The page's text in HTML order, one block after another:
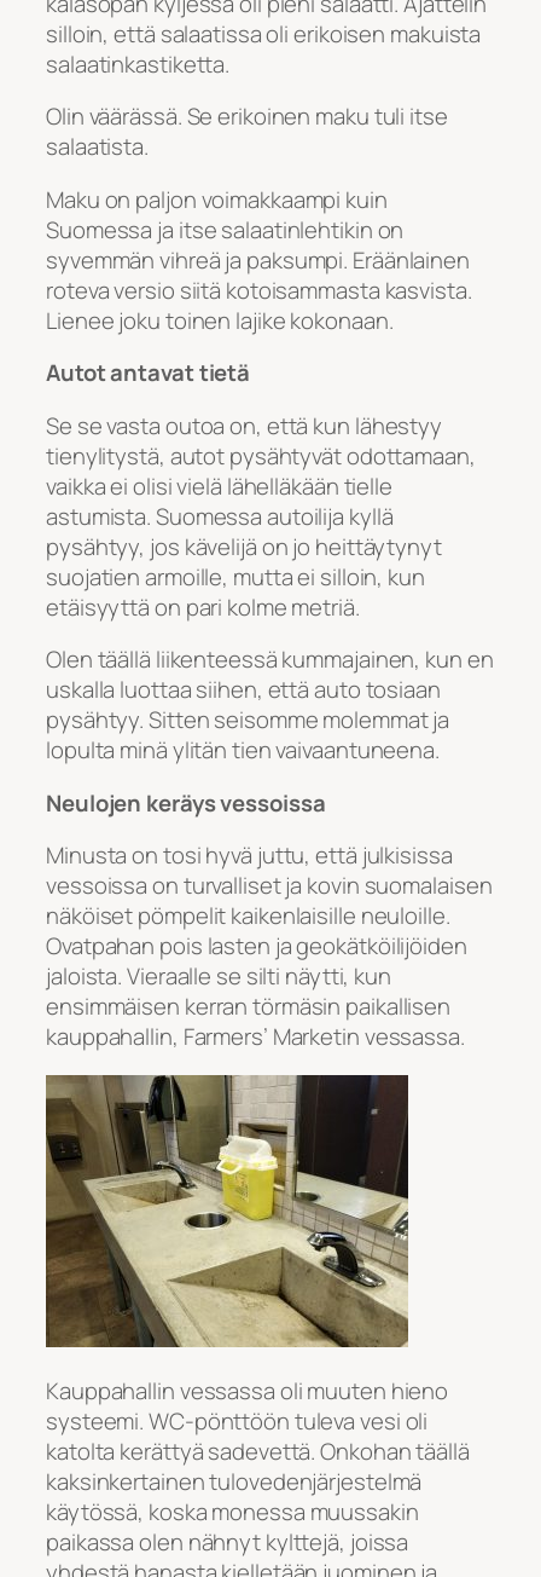
silloin, että salaatissa oli erikoisen makuista
salaatinkastiketta.
Olin väärässä. Se erikoinen maku tuli itse
salaatista.
Maku on paljon voimakkaampi kuin
Suomessa ja itse salaatinlehtikin on
syvemmän vihreä ja paksumpi. Eräänlainen
roteva versio siitä kotoisammasta kasvista.
Lienee joku toinen lajike kokonaan.
Autot antavat tietä
Se se vasta outoa on, että kun lähestyy
tienylitystä, autot pysähtyvät odottamaan,
vaikka ei olisi vielä lähelläkään tielle
astumista. Suomessa autoilija kyllä
pysähtyy, jos kävelijä on jo heittäytynyt
suojatien armoille, mutta ei silloin, kun
etäisyyttä on pari kolme metriä.
Olen täällä liikenteessä kummajainen, kun en
uskalla luottaa siihen, että auto tosiaan
pysähtyy. Sitten seisomme molemmat ja
lopulta minä ylitän tien vaivaantuneena.
Neulojen keräys vessoissa
Minusta on tosi hyvä juttu, että julkisissa
vessoissa on turvalliset ja kovin suomalaisen
näköiset pömpelit kaikenlaisille neuloille.
Ovatpahan pois lasten ja geokätköilijöiden
jaloista. Vieraalle se silti näytti, kun
ensimmäisen kerran törmäsin paikallisen
kauppahallin, Farmers’ Marketin vessassa.
Kauppahallin vessassa oli muuten hieno
systeemi. WC-pönttöön tuleva vesi oli
katolta kerättyä sadevettä. Onkohan täällä
kaksinkertainen tulovedenjärjestelmä
käytössä, koska monessa muussakin
paikassa olen nähnyt kylttejä, joissa